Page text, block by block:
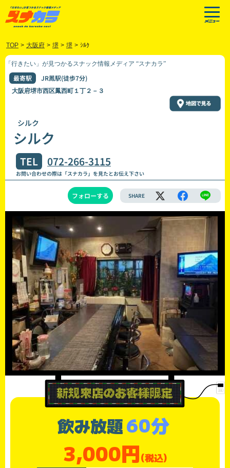
TOP > 大阪府 > 堺 > 堺 > ｼﾙｸ
「行きたい」が見つかるスナック情報メディア “スナカラ”
最寄駅 JR鳳駅(徒歩7分)
大阪府堺市西区鳳西町１丁２－３
シルク
シルク
TEL 072-266-3115
お問い合わせの際は「スナカラ」を見たとお伝え下さい
フォローする SHARE
飲み放題60分
3,000円(税込)